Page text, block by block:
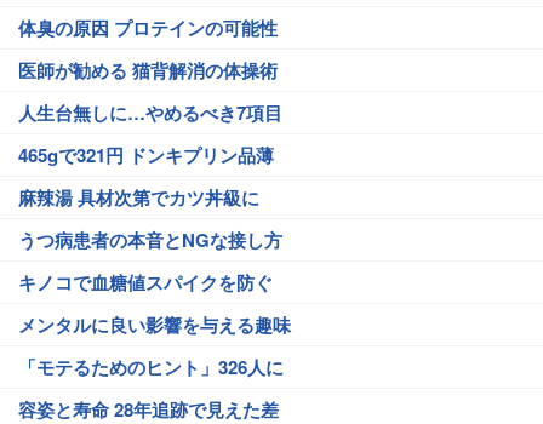
体臭の原因 プロテインの可能性
医師が勧める 猫背解消の体操術
人生台無しに…やめるべき7項目
465gで321円 ドンキプリン品薄
麻辣湯 具材次第でカツ丼級に
うつ病患者の本音とNGな接し方
キノコで血糖値スパイクを防ぐ
メンタルに良い影響を与える趣味
「モテるためのヒント」326人に
容姿と寿命 28年追跡で見えた差